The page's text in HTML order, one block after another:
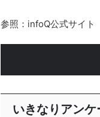
参照：infoQ公式サイト
いきなりアン